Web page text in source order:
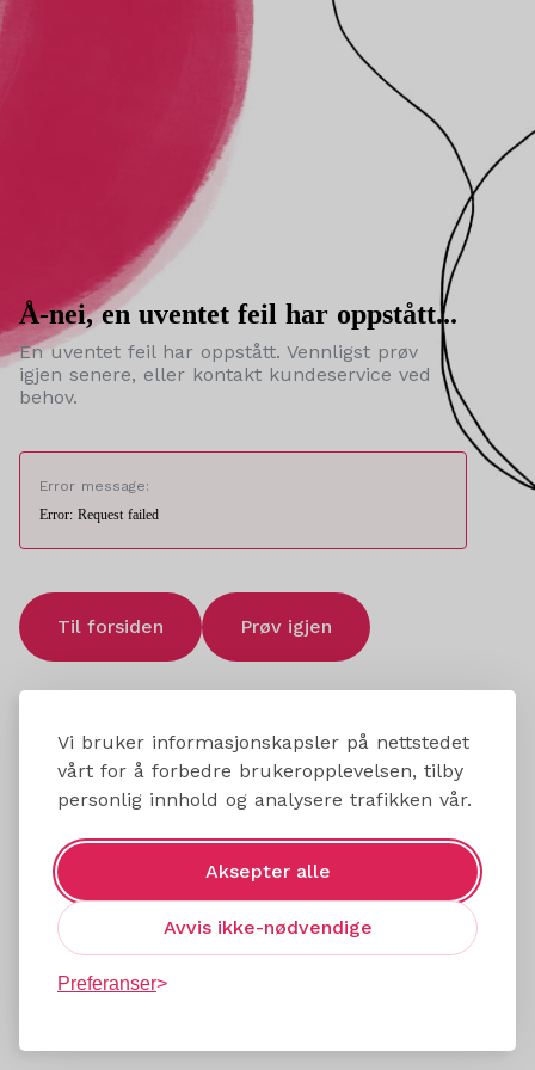
Vi bruker informasjonskapsler på nettstedet
vårt for å forbedre brukeropplevelsen, tilby
personlig innhold og analysere trafikken vår.
Aksepter alle
Avvis ikke-nødvendige
Preferanser
Å-nei, en uventet feil har oppstått...
En uventet feil har oppstått. Vennligst prøv
igjen senere, eller kontakt kundeservice ved
behov.
Error message:
Error: Request failed
Til forsiden Prøv igjen